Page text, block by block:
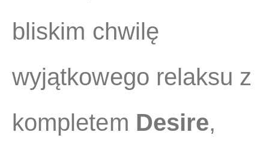
bliskim chwilę
wyjątkowego relaksu z
kompletem Desire,